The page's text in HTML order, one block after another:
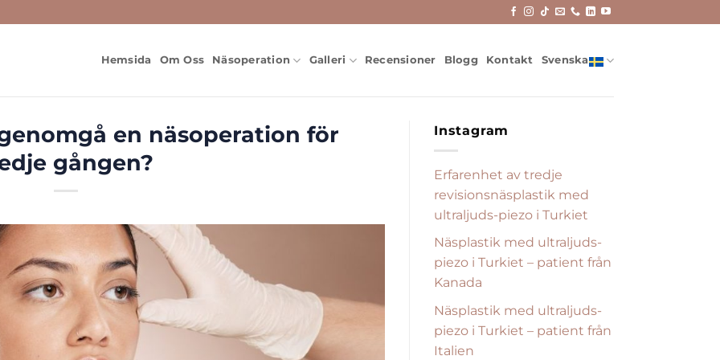
Hemsida Om Oss Näsoperation Galleri Recensioner Blogg Kontakt Svenska
en näsoperation för
gången?
Instagram
Erfarenhet av tredje
revisionsnäsplastik med
ultraljuds-piezo i Turkiet
Näsplastik med ultraljuds-
piezo i Turkiet – patient från
Kanada
Näsplastik med ultraljuds-
piezo i Turkiet – patient från
Italien